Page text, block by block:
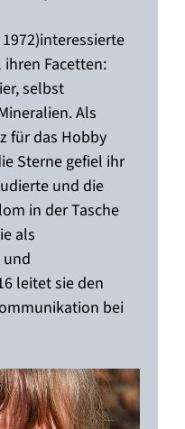
Facetten:
selbst
Als
für das Hobby
Sterne gefiel ihr
und die
in der Tasche
als
leitet sie den
bei